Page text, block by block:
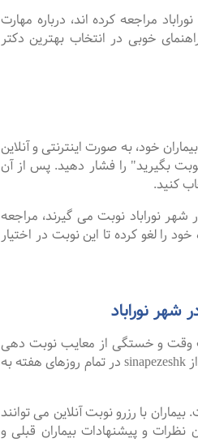
مراجعه کرده اند، درباره مهارت
خوبی در انتخاب بهترین دکتر
خود، به صورت اینترنتی و آنلاین
بگیرید" را فشار دهید. پس از آن
کنید.
در شهر نوراباد نوبت می گیرند، مراجعه
را لغو کرده تا این نوبت در اختیار
نوراباد
وقت و خستگی از معایب نوبت دهی
سنتی بوده که پیشرفت علم و تکنولوژی و نوبت دهی اینترنتی این مشکل را برطرف کرده است. امکان رزرو نوبت آنلاین از sinapezeshk در تمام روزهای هفته به
با رزرو نوبت آنلاین می توانند
و پیشنهادات بیماران قبلی و